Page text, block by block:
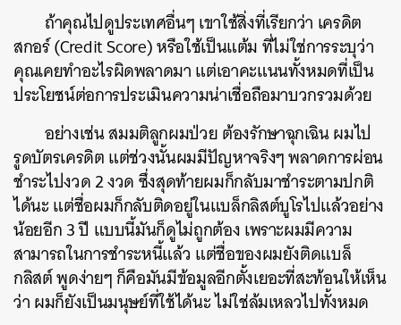
ถ้าคุณไปดูประเทศอื่นๆ เขาใช้สิ่งที่เรียกว่า เครดิต
สกอร์ (Credit Score) หรือใช้เป็นแต้ม ที่ไม่ใช่การระบุว่า
คุณเคยทำอะไรผิดพลาดมา แต่เอาคะแนนทั้งหมดที่เป็น
ประโยชน์ต่อการประเมินความน่าเชื่อถือมาบวกรวมด้วย
อย่างเช่น สมมติลูกผมป่วย ต้องรักษาฉุกเฉิน ผมไป
รูดบัตรเครดิต แต่ช่วงนั้นผมมีปัญหาจริงๆ พลาดการผ่อน
ชำระไปงวด 2 งวด ซึ่งสุดท้ายผมก็กลับมาชำระตามปกติ
ได้นะ แต่ชื่อผมก็กลับติดอยู่ในแบล็กลิสต์บูโรไปแล้วอย่าง
น้อยอีก 3 ปี แบบนี้มันก็ดูไม่ถูกต้อง เพราะผมมีความ
สามารถในการชำระหนี้แล้ว แต่ชื่อของผมยังติดแบล็
กลิสต์ พูดง่ายๆ ก็คือมันมีข้อมูลอีกตั้งเยอะที่สะท้อนให้เห็น
ว่า ผมก็ยังเป็นมนุษย์ที่ใช้ได้นะ ไม่ใช่ล้มเหลวไปทั้งหมด